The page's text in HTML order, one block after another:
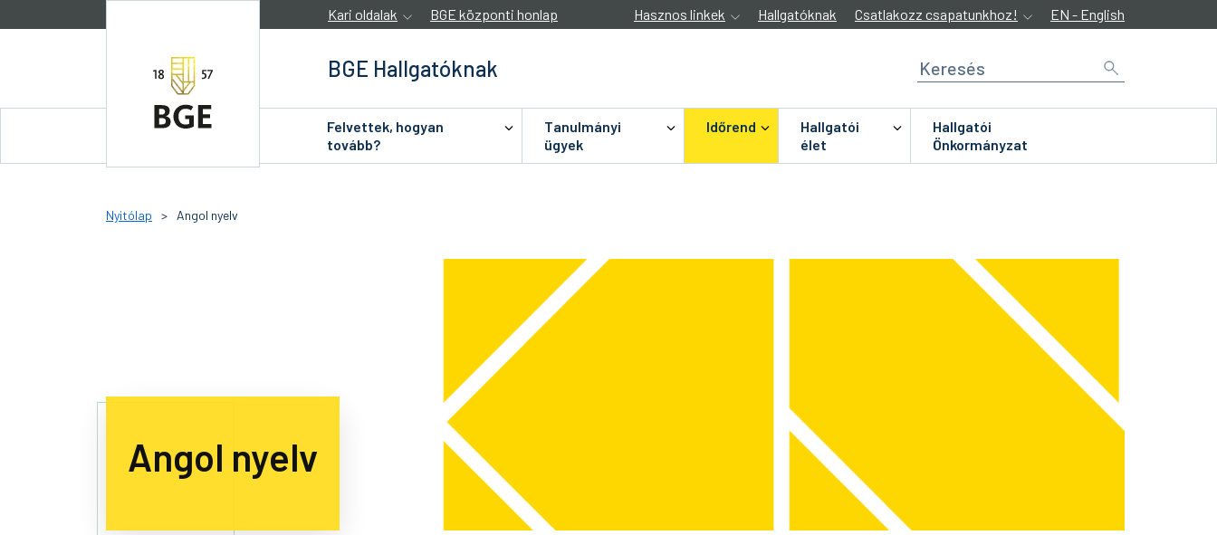
Kari oldalak BGE központi honlap Hasznos linkek Hallgatóknak Csatlakozz csapatunkhoz! EN - English
BGE Hallgatóknak
Felvettek, hogyan
tovább?
Tanulmányi
ügyek
Időrend
Hallgatói
élet
Hallgatói
Önkormányzat
Nyitólap > Angol nyelv
Angol nyelv